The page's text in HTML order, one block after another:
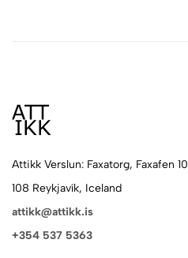
Attikk Verslun: Faxatorg, Faxafen 10
108 Reykjavík, Iceland
attikk@attikk.is
+354 537 5363